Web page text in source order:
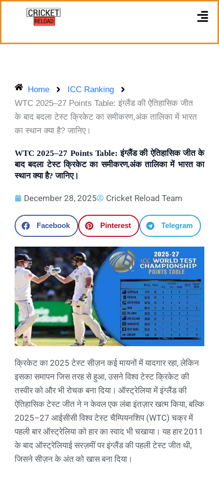
Home
ICC Ranking
WTC 2025–27 Points Table: इंग्लैंड की ऐतिहासिक जीत
के बाद बदला टेस्ट क्रिकेट का समीकरण,अंक तालिका में भारत
का स्थान क्या है? जानिए।
WTC 2025–27 Points Table: इंग्लैंड की ऐतिहासिक जीत के
बाद बदला टेस्ट क्रिकेट का समीकरण,अंक तालिका में भारत का
स्थान क्या है? जानिए।
December 28, 2025 Cricket Reload Team
Facebook Pinterest Telegram
क्रिकेट का 2025 टेस्ट सीज़न कई मायनों में यादगार रहा, लेकिन
इसका समापन जिस तरह से हुआ, उसने विश्व टेस्ट क्रिकेट की
तस्वीर को और भी रोचक बना दिया। ऑस्ट्रेलिया में इंग्लैंड की
ऐतिहासिक टेस्ट जीत ने न केवल एक लंबा इंतज़ार खत्म किया, बल्कि
2025–27 आईसीसी विश्व टेस्ट चैम्पियनशिप (WTC) चक्र में
पहली बार ऑस्ट्रेलिया को हार का स्वाद भी चखाया। यह हार 2011
के बाद ऑस्ट्रेलियाई सरज़मीं पर इंग्लैंड की पहली टेस्ट जीत थी,
जिसने सीज़न के अंत को खास बना दिया।